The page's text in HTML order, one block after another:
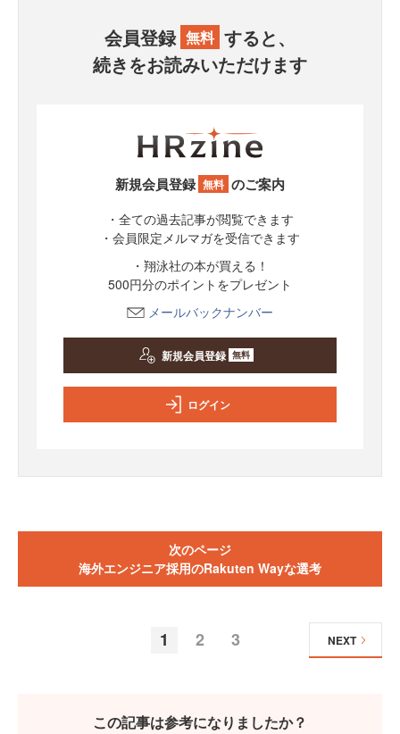
会員登録 無料 すると、
続きをお読みいただけます
新規会員登録 無料 のご案内
・全ての過去記事が閲覧できます
・会員限定メルマガを受信できます
・翔泳社の本が買える！
500円分のポイントをプレゼント
メールバックナンバー
新規会員登録 無料
ログイン
次のページ
海外エンジニア採用のRakuten Wayな選考
1 2 3 NEXT
この記事は参考になりましたか？